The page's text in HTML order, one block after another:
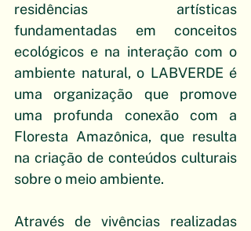
residências artísticas
fundamentadas em conceitos
ecológicos e na interação com o
ambiente natural, o LABVERDE é
uma organização que promove
uma profunda conexão com a
Floresta Amazônica, que resulta
na criação de conteúdos culturais
sobre o meio ambiente.
Através de vivências realizadas